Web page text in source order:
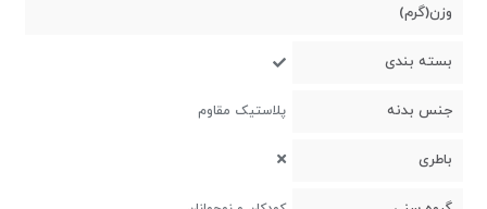
وزن(گرم)
بسته بندی
جنس بدنه پلاستیک مقاوم
باطری